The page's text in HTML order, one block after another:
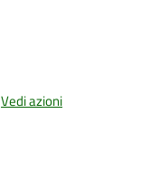
Vedi azioni